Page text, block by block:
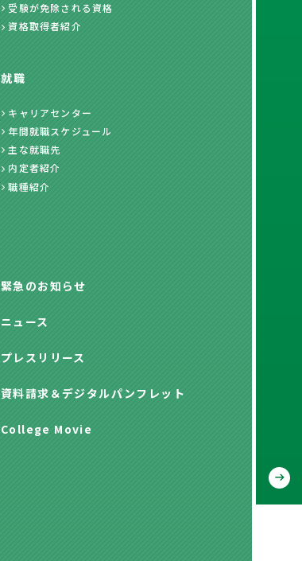
受験が免除される資格
資格取得者紹介
就職
キャリアセンター
年間就職スケジュール
主な就職先
内定者紹介
職種紹介
緊急のお知らせ
ニュース
プレスリリース
資料請求 ＆デジタルパンフレット
College Movie